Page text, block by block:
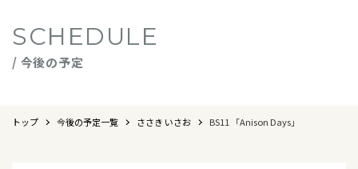
SCHEDULE
/ 今後の予定
トップ 今後の予定一覧 ささき いさお BS11 「Anison Days」